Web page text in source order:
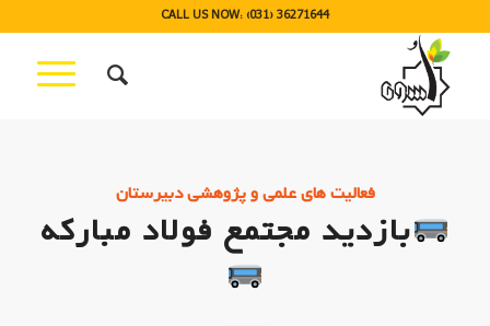
CALL US NOW: (031) 36271644
فعالیت های علمی و پژوهشی دبیرستان
بازدید مجتمع فولاد مبارکه